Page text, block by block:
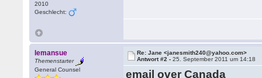
2010
Geschlecht:
lemansue
Themenstarter
General Counsel
Re: Jane <janesmith240@yahoo.com>
Antwort #2 -25. September 2011 um 14:18
email over Canada